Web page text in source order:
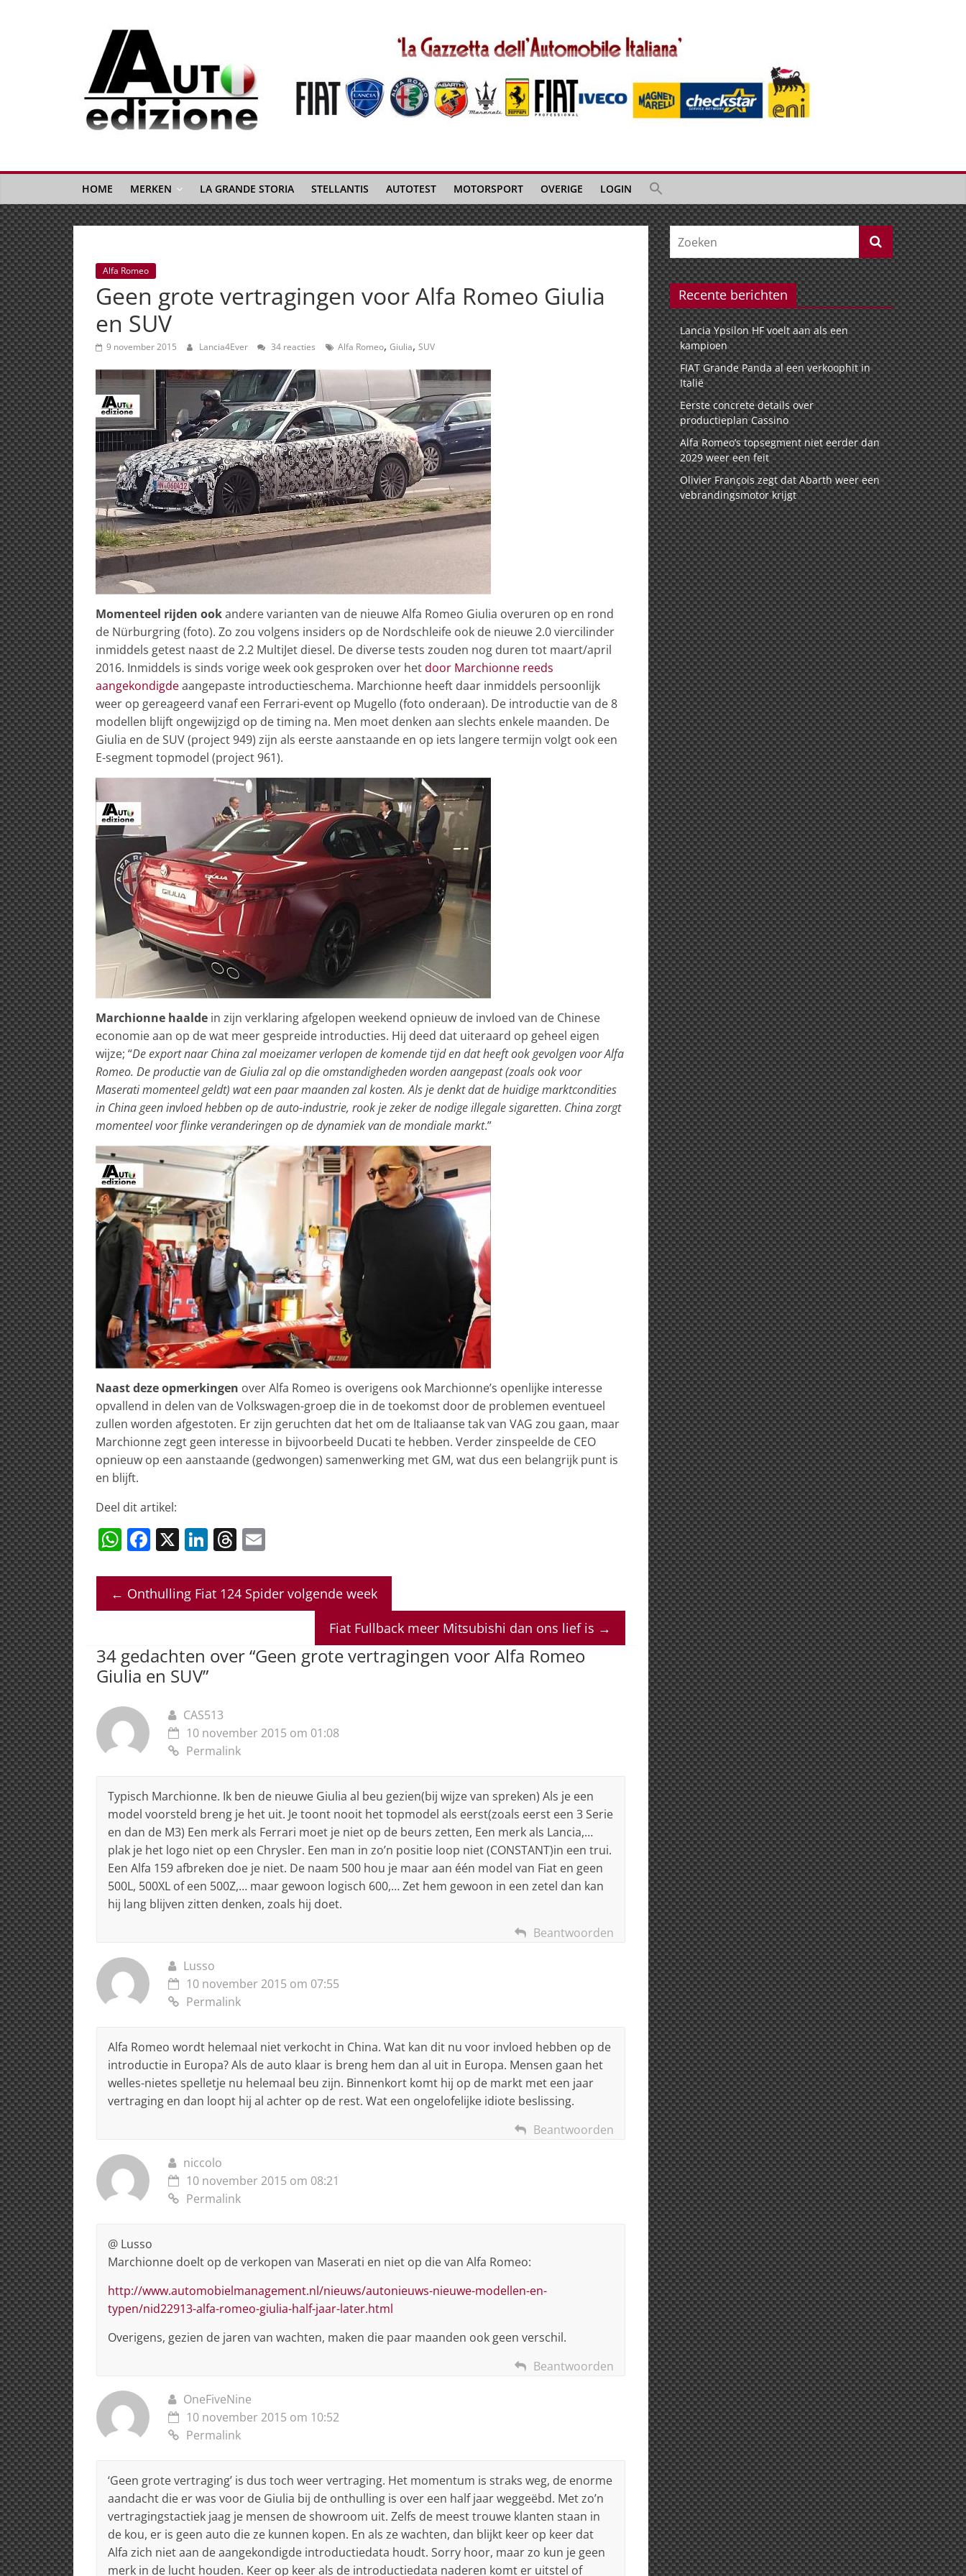
Auto
Edizione
La
Gazetta
dell'Automobile
Italiana
|
Italiaans
autonieuws
&
lifestyle
HOME MERKEN LA GRANDE STORIA STELLANTIS AUTOTEST MOTORSPORT OVERIGE LOGIN
Alfa Romeo
Geen grote vertragingen voor Alfa Romeo Giulia
en SUV
9 november 2015 Lancia4Ever 34 reacties Alfa Romeo, Giulia, SUV
Momenteel rijden ookandere varianten van de nieuwe Alfa Romeo Giulia overuren op en rond
de Nürburgring (foto). Zo zou volgens insiders op de Nordschleife ook de nieuwe 2.0 viercilinder
inmiddels getest naast de 2.2 MultiJet diesel. De diverse tests zouden nog duren tot maart/april
2016. Inmiddels is sinds vorige week ook gesproken over hetdoor Marchionne reeds
aangekondigdeaangepaste introductieschema. Marchionne heeft daar inmiddels persoonlijk
weer op gereageerd vanaf een Ferrari-event op Mugello (foto onderaan). De introductie van de 8
modellen blijft ongewijzigd op de timing na. Men moet denken aan slechts enkele maanden. De
Giulia en de SUV (project 949) zijn als eerste aanstaande en op iets langere termijn volgt ook een
E-segment topmodel (project 961).
Marchionne haalde in zijn verklaring afgelopen weekend opnieuw de invloed van de Chinese
economie aan op de wat meer gespreide introducties. Hij deed dat uiteraard op geheel eigen
wijze; “De export naar China zal moeizamer verlopen de komende tijd en dat heeft ook gevolgen voor Alfa
Romeo. De productie van de Giulia zal op die omstandigheden worden aangepast (zoals ook voor
Maserati momenteel geldt) wat een paar maanden zal kosten. Als je denkt dat de huidige marktcondities
in China geen invloed hebben op de auto-industrie, rook je zeker de nodige illegale sigaretten. China zorgt
momenteel voor flinke veranderingen op de dynamiek van de mondiale markt.”
Naast deze opmerkingen over Alfa Romeo is overigens ook Marchionne’s openlijke interesse
opvallend in delen van de Volkswagen-groep die in de toekomst door de problemen eventueel
zullen worden afgestoten. Er zijn geruchten dat het om de Italiaanse tak van VAG zou gaan, maar
Marchionne zegt geen interesse in bijvoorbeeld Ducati te hebben. Verder zinspeelde de CEO
opnieuw op een aanstaande (gedwongen) samenwerking met GM, wat dus een belangrijk punt is
en blijft.
Deel dit artikel:
W
at
s
p
p
F
c
e
o
o
X Li
k
e
n
T
re
a
s
ai
l
← Onthulling Fiat 124 Spider volgende week
Fiat Fullback meer Mitsubishi dan ons lief is →
34 gedachten over “Geen grote vertragingen voor Alfa Romeo
Giulia en SUV”
CAS513
10 november 2015 om 01:08
Permalink
Typisch Marchionne. Ik ben de nieuwe Giulia al beu gezien(bij wijze van spreken) Als je een
model voorsteld breng je het uit. Je toont nooit het topmodel als eerst(zoals eerst een 3 Serie
en dan de M3) Een merk als Ferrari moet je niet op de beurs zetten, Een merk als Lancia,…
plak je het logo niet op een Chrysler. Een man in zo’n positie loop niet (CONSTANT)in een trui.
Een Alfa 159 afbreken doe je niet. De naam 500 hou je maar aan één model van Fiat en geen
500L, 500XL of een 500Z,… maar gewoon logisch 600,… Zet hem gewoon in een zetel dan kan
hij lang blijven zitten denken, zoals hij doet.
Beantwoorden
Lusso
10 november 2015 om 07:55
Permalink
Alfa Romeo wordt helemaal niet verkocht in China. Wat kan dit nu voor invloed hebben op de
introductie in Europa? Als de auto klaar is breng hem dan al uit in Europa. Mensen gaan het
welles-nietes spelletje nu helemaal beu zijn. Binnenkort komt hij op de markt met een jaar
vertraging en dan loopt hij al achter op de rest. Wat een ongelofelijke idiote beslissing.
Beantwoorden
niccolo
10 november 2015 om 08:21
Permalink
@ Lusso
Marchionne doelt op de verkopen van Maserati en niet op die van Alfa Romeo:
http://www.automobielmanagement.nl/nieuws/autonieuws-nieuwe-modellen-en-
typen/nid22913-alfa-romeo-giulia-half-jaar-later.html
Overigens, gezien de jaren van wachten, maken die paar maanden ook geen verschil.
Beantwoorden
OneFiveNine
10 november 2015 om 10:52
Permalink
‘Geen grote vertraging’ is dus toch weer vertraging. Het momentum is straks weg, de enorme
aandacht die er was voor de Giulia bij de onthulling is over een half jaar weggeëbd. Met zo’n
vertragingstactiek jaag je mensen de showroom uit. Zelfs de meest trouwe klanten staan in
de kou, er is geen auto die ze kunnen kopen. En als ze wachten, dan blijkt keer op keer dat
Alfa zich niet aan de aangekondigde introductiedata houdt. Sorry hoor, maar zo kun je geen
merk in de lucht houden. Keer op keer als de introductiedata naderen komt er uitstel of
Recente berichten
Lancia Ypsilon HF voelt aan als een
kampioen
FIAT Grande Panda al een verkoophit in
Italië
Eerste concrete details over
productieplan Cassino
Alfa Romeo’s topsegment niet eerder dan
2029 weer een feit
Olivier François zegt dat Abarth weer een
vebrandingsmotor krijgt